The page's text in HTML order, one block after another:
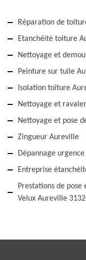
Réparation de
Etanchéité toiture
Nettoyage et
Peinture sur tuile
Isolation toiture
Nettoyage et
Nettoyage et pose
Zingueur Aureville
Dépannage
Entreprise
Prestations de
Velux Aureville